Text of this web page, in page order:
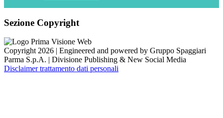
Sezione Copyright
Copyright 2026 | Engineered and powered by Gruppo Spaggiari
Parma S.p.A. | Divisione Publishing & New Social Media
Disclaimer trattamento dati personali